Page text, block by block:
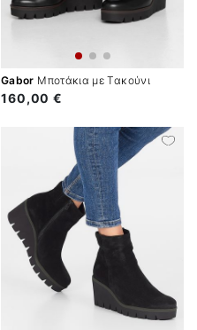
Gabor Μποτάκια με Τακούνι
160,00 €